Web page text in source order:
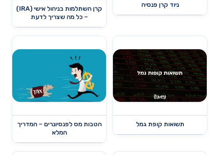
ניוד קרן פנסיה
קרן השתלמות בניהול אישי (IRA)
– כל מה שצריך לדעת
תשואות קופת גמל
הטבות מס לפנסיונרים – המדריך
המלא